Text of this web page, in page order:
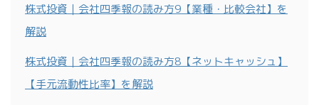
株式投資｜会社四季報の読み方9【業種・比較会社】を
解説
株式投資｜会社四季報の読み方8【ネットキャッシュ】
【手元流動性比率】を解説